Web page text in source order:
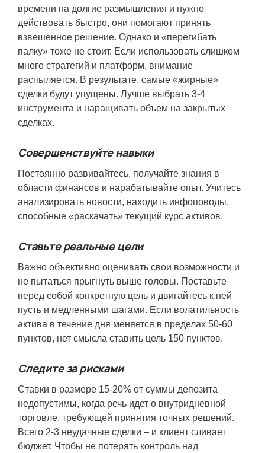
времени на долгие размышления и нужно
действовать быстро, они помогают принять
взвешенное решение. Однако и «перегибать
палку» тоже не стоит. Если использовать слишком
много стратегий и платформ, внимание
распыляется. В результате, самые «жирные»
сделки будут упущены. Лучше выбрать 3-4
инструмента и наращивать объем на закрытых
сделках.
Совершенствуйте навыки
Постоянно развивайтесь, получайте знания в
области финансов и нарабатывайте опыт. Учитесь
анализировать новости, находить инфоповоды,
способные «раскачать» текущий курс активов.
Ставьте реальные цели
Важно объективно оценивать свои возможности и
не пытаться прыгнуть выше головы. Поставьте
перед собой конкретную цель и двигайтесь к ней
пусть и медленными шагами. Если волатильность
актива в течение дня меняется в пределах 50-60
пунктов, нет смысла ставить цель 150 пунктов.
Следите за рисками
Ставки в размере 15-20% от суммы депозита
недопустимы, когда речь идет о внутридневной
торговле, требующей принятия точных решений.
Всего 2-3 неудачные сделки – и клиент сливает
бюджет. Чтобы не потерять контроль над